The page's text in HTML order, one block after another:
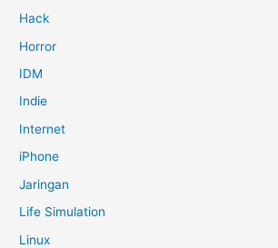
Hack
Horror
IDM
Indie
Internet
iPhone
Jaringan
Life Simulation
Linux